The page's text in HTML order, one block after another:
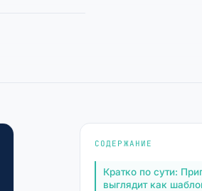
СОДЕРЖАНИЕ
Кратко по сути:
выглядит как